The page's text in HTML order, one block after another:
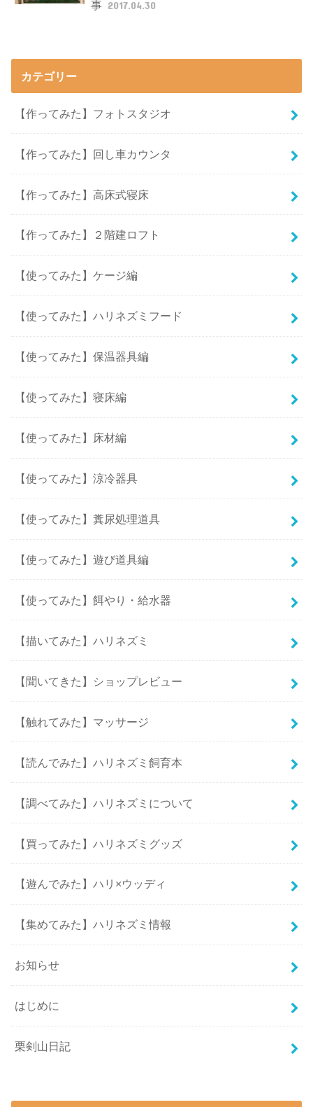
事 2017.04.30
カテゴリー
【作ってみた】フォトスタジオ
【作ってみた】回し車カウンタ
【作ってみた】高床式寝床
【作ってみた】２階建ロフト
【使ってみた】ケージ編
【使ってみた】ハリネズミフード
【使ってみた】保温器具編
【使ってみた】寝床編
【使ってみた】床材編
【使ってみた】涼冷器具
【使ってみた】糞尿処理道具
【使ってみた】遊び道具編
【使ってみた】餌やり・給水器
【描いてみた】ハリネズミ
【聞いてきた】ショップレビュー
【触れてみた】マッサージ
【読んでみた】ハリネズミ飼育本
【調べてみた】ハリネズミについて
【買ってみた】ハリネズミグッズ
【遊んでみた】ハリ×ウッディ
【集めてみた】ハリネズミ情報
お知らせ
はじめに
栗剣山日記